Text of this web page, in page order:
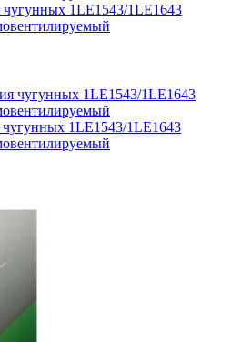
1LE1543/1LE1643
1LE1543/1LE1643